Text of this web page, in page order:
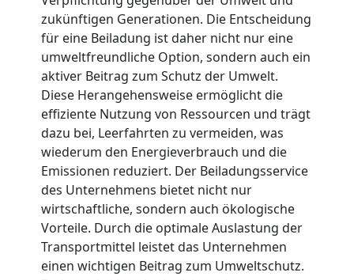
zukünftigen Generationen. Die Entscheidung
für eine Beiladung ist daher nicht nur eine
umweltfreundliche Option, sondern auch ein
aktiver Beitrag zum Schutz der Umwelt.
Diese Herangehensweise ermöglicht die
effiziente Nutzung von Ressourcen und trägt
dazu bei, Leerfahrten zu vermeiden, was
wiederum den Energieverbrauch und die
Emissionen reduziert. Der Beiladungsservice
des Unternehmens bietet nicht nur
wirtschaftliche, sondern auch ökologische
Vorteile. Durch die optimale Auslastung der
Transportmittel leistet das Unternehmen
einen wichtigen Beitrag zum Umweltschutz.
Leonding
Privatumzug
Leonding
Tresortransport
Leonding